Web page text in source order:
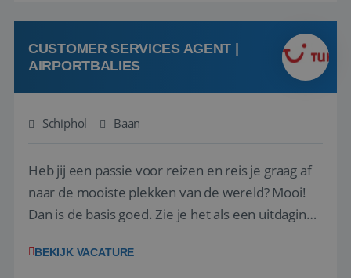
op zoek naar een enthousiaste, leergie...
CUSTOMER SERVICES AGENT |
AIRPORTBALIES
Schiphol Baan
Heb jij een passie voor reizen en reis je graag af
naar de mooiste plekken van de wereld? Mooi!
Dan is de basis goed. Zie je het als een uitdaging
het samenstellen en boeken van de perfecte
BEKIJK VACATURE